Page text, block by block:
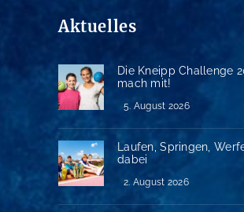
Aktuelles
Die Kneipp Challenge
mach mit!
5. August 2026
Laufen, Springen,
dabei
2. August 2026